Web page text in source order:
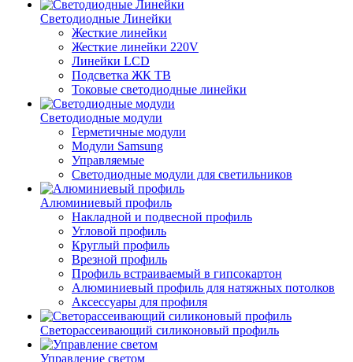
Светодиодные Линейки
Жесткие линейки
Жесткие линейки 220V
Линейки LCD
Подсветка ЖК ТВ
Токовые светодиодные линейки
Светодиодные модули
Герметичные модули
Модули Samsung
Управляемые
Светодиодные модули для светильников
Алюминиевый профиль
Накладной и подвесной профиль
Угловой профиль
Круглый профиль
Врезной профиль
Профиль встраиваемый в гипсокартон
Алюминиевый профиль для натяжных потолков
Аксессуары для профиля
Светорассеивающий силиконовый профиль
Управление светом